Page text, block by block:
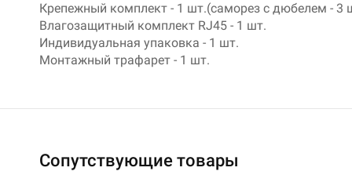
Крепежный комплект - 1 шт.(саморез с дюбелем - 3
Влагозащитный комплект RJ45 - 1 шт.
Индивидуальная упаковка - 1 шт.
Монтажный трафарет - 1 шт.
Сопутствующие товары